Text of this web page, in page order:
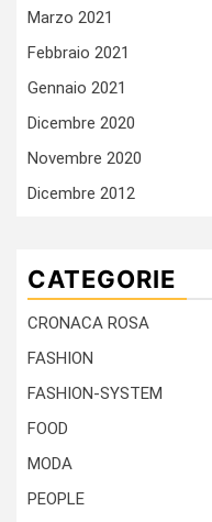
Marzo 2021
Febbraio 2021
Gennaio 2021
Dicembre 2020
Novembre 2020
Dicembre 2012
CATEGORIE
CRONACA ROSA
FASHION
FASHION-SYSTEM
FOOD
MODA
PEOPLE